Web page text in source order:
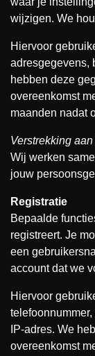
wijzigen. We
Hiervoor
adresgegevens,
hebben deze
overeenkomst
maanden nadat
Verstrekking
Wij werken
jouw
Registratie
Bepaalde
registreert. Je
een
account dat we
Hiervoor
IP-adres. We
overeenkomst